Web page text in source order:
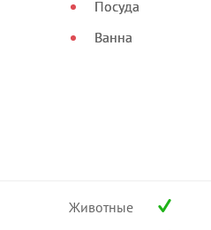
Посуда
Ванна
Животные